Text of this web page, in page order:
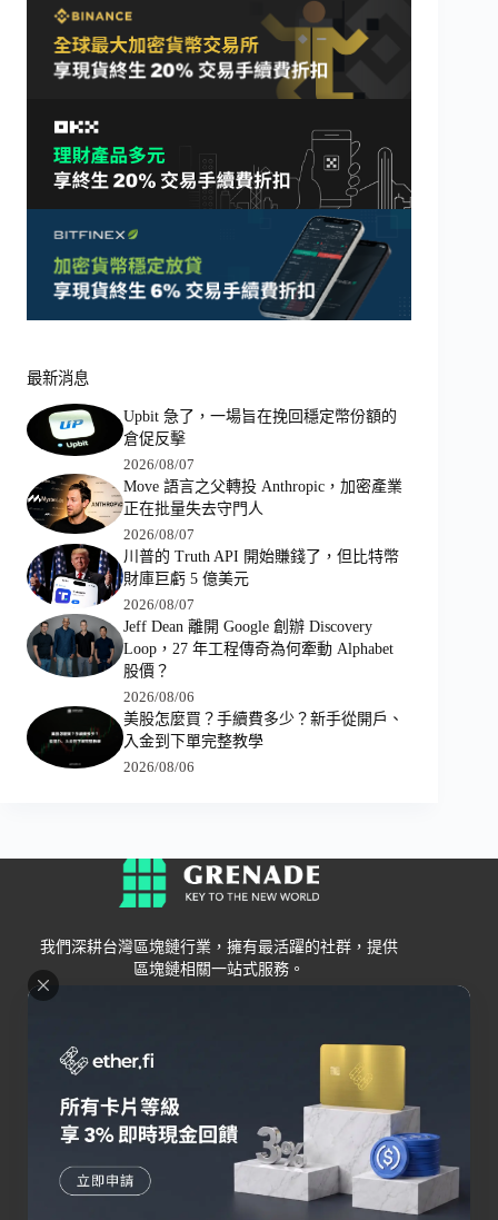
最新消息
Upbit 急了，一場旨在挽回穩定幣份額的
倉促反擊
2026/08/07
Move 語言之父轉投 Anthropic，加密產業
正在批量失去守門人
2026/08/07
川普的 Truth API 開始賺錢了，但比特幣
財庫巨虧 5 億美元
2026/08/07
Jeff Dean 離開 Google 創辦 Discovery
Loop，27 年工程傳奇為何牽動 Alphabet
股價？
2026/08/06
美股怎麼買？手續費多少？新手從開戶、
入金到下單完整教學
2026/08/06
我們深耕台灣區塊鏈行業，擁有最活躍的社群，提供
區塊鏈相關一站式服務。
Grenade
關於我們
聯絡我們
錢包
交易所
Bybit
OKX
HOYA BIT
其他